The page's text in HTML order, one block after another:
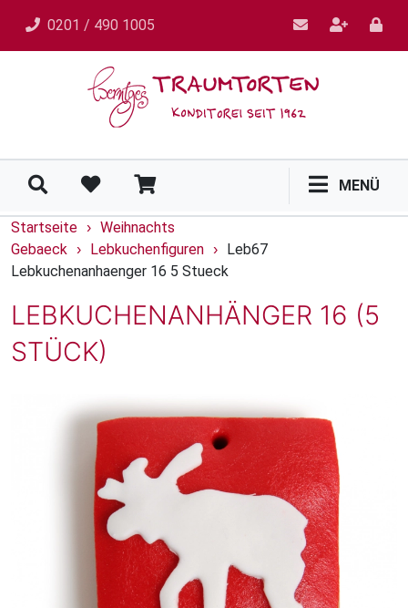
0201 / 490 1005
MENÜ
Startseite › Weihnachts
Gebaeck › Lebkuchenfiguren ›
Leb67
Lebkuchenanhaenger 16 5 Stueck
LEBKUCHENANHÄNGER 16 (5
STÜCK)